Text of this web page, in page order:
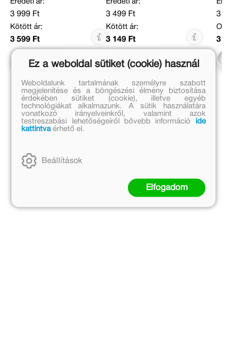
Eredeti ár:
3 999 Ft
Kötött ár:
3 599 Ft
Kosárba
Eredeti ár:
3 499 Ft
Kötött ár:
3 149 Ft
Kosárba
3
3
Ez a weboldal sütiket (cookie) használ
Weboldalunk tartalmának személyre szabott
megjelenítése és a böngészési élmény biztosítása
érdekében sütiket (cookie), illetve egyéb
technológiákat alkalmazunk. A sütik használatára
vonatkozó irányelveinkről, valamint azok
testreszabási lehetőségeiről bővebb információ
ide
kattintvaérhető el.
Beállítások
Elfogadom